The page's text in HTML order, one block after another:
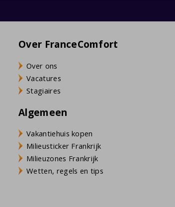
Over FranceComfort
Over ons
Vacatures
Stagiaires
Algemeen
Vakantiehuis kopen
Milieusticker Frankrijk
Milieuzones Frankrijk
Wetten, regels en tips